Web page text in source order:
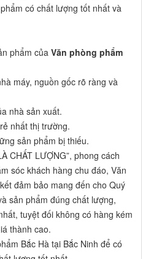
có chất lượng tốt nhất và
phẩm của Văn phòng phẩm
máy, nguồn gốc rõ ràng và
nhà sản xuất.
nhất thị trường.
sản phẩm bị thiếu.
CHẤT LƯỢNG”, phong cách
sóc khách hàng chu đáo, Văn
đảm bảo mang đến cho Quý
sản phẩm đúng chất lượng,
tuyệt đối không có hàng kém
thành cao.
Bắc Hà tại Bắc Ninh để có